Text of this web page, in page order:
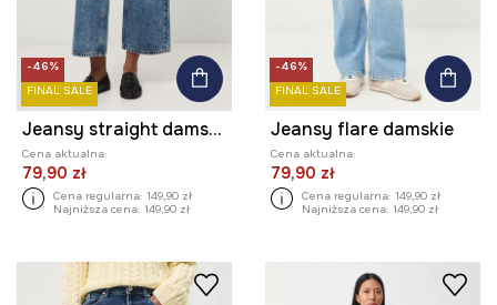
-46%
FINAL SALE
Jeansy straight damskie
Cena aktualna:
79,90 zł
Cena regularna: 149,90 zł
Najniższa cena: 149,90 zł
-46%
FINAL SALE
Jeansy flare damskie
Cena aktualna:
79,90 zł
Cena regularna: 149,90 zł
Najniższa cena: 149,90 zł